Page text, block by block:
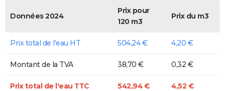
Données 2024
Prix pour
120 m3
Prix du m3
Prix total de l'eau HT 504,24 € 4,20 €
Montant de la TVA 38,70 € 0,32 €
Prix total de l'eau TTC 542,94 € 4,52 €